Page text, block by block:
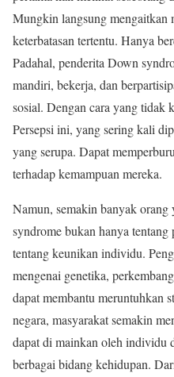
Mungkin langsung mengaitkan
keterbatasan tertentu. Hanya
Padahal, penderita Down
mandiri, bekerja, dan
sosial. Dengan cara yang tidak
Persepsi ini, yang sering kali
yang serupa. Dapat
terhadap kemampuan mereka.
Namun, semakin banyak
syndrome bukan hanya
tentang keunikan individu.
mengenai genetika,
dapat membantu meruntuhkan
negara, masyarakat semakin
dapat di mainkan oleh individu
berbagai bidang kehidupan.